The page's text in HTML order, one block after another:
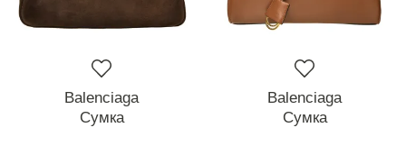
Balenciaga
Сумка
Balenciaga
Сумка